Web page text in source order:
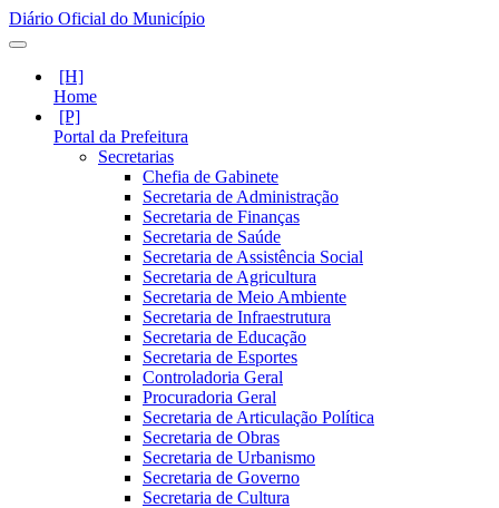
Diário Oficial do Município
Home
Portal da Prefeitura
Secretarias
Chefia de Gabinete
Secretaria de Administração
Secretaria de Finanças
Secretaria de Saúde
Secretaria de Assistência Social
Secretaria de Agricultura
Secretaria de Meio Ambiente
Secretaria de Infraestrutura
Secretaria de Educação
Secretaria de Esportes
Controladoria Geral
Procuradoria Geral
Secretaria de Articulação Política
Secretaria de Obras
Secretaria de Urbanismo
Secretaria de Governo
Secretaria de Cultura